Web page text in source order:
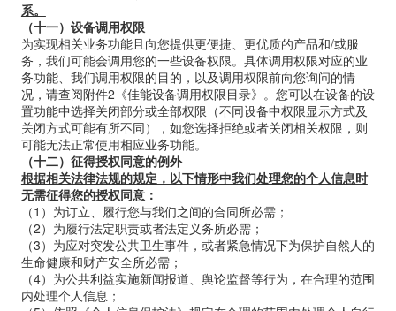
系。
（十一）设备调用权限
为实现相关业务功能且向您提供更便捷、更优质的产品和/或服
务，我们可能会调用您的一些设备权限。具体调用权限对应的业
务功能、我们调用权限的目的，以及调用权限前向您询问的情
况，请查阅附件2 《佳能设备调用权限目录》。您可以在设备的设
置功能中选择关闭部分或全部权限（不同设备中权限显示方式及
关闭方式可能有所不同），如您选择拒绝或者关闭相关权限，则
可能无法正常使用相应业务功能。
（十二）征得授权同意的例外
根据相关法律法规的规定，以下情形中我们处理您的个人信息时
无需征得您的授权同意：
（1 ）为订立、履行您与我们之间的合同所必需；
（2）为履行法定职责或者法定义务所必需；
（3）为应对突发公共卫生事件，或者紧急情况下为保护自然人的
生命健康和财产安全所必需；
（4）为公共利益实施新闻报道、舆论监督等行为，在合理的范围
内处理个人信息；